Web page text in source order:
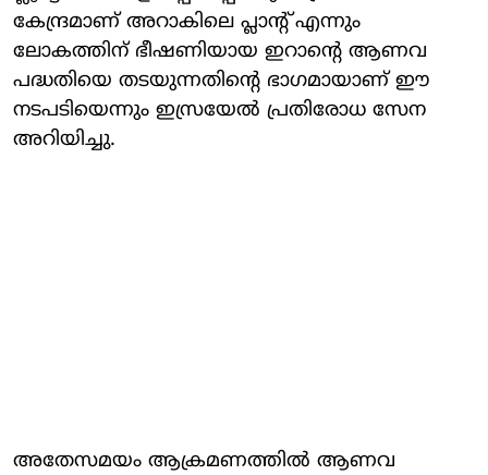
കേന്ദ്രമാണ് അറാകിലെ പ്ലാന്റ് എന്നും
ലോകത്തിന് ഭീഷണിയായ ഇറാന്റെ ആണവ
പദ്ധതിയെ തടയുന്നതിന്റെ ഭാഗമായാണ് ഈ
നടപടിയെന്നും ഇസ്രയേല്‍ പ്രതിരോധ സേന
അറിയിച്ചു.
അതേസമയം ആക്രമണത്തില്‍ ആണവ